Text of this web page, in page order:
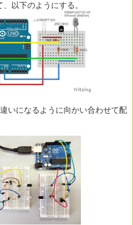
以下のようにする。
いになるように向かい合わせて配